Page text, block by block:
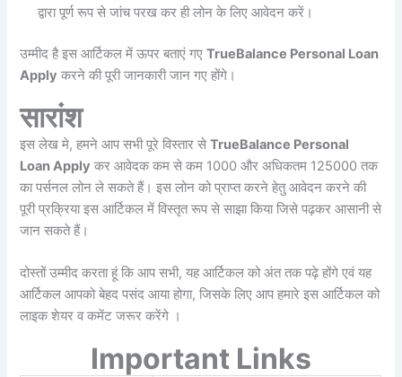
द्वारा पूर्ण रूप से जांच परख कर ही लोन के लिए आवेदन करें।
उम्मीद है इस आर्टिकल में ऊपर बताएं गएTrueBalance Personal Loan
Apply करने की पूरी जानकारी जान गए होंगे।
सारांश
इस लेख मे, हमने आप सभी पूरे विस्तार सेTrueBalance Personal
Loan Apply कर आवेदक कम से कम 1000 और अधिकतम 125000 तक
का पर्सनल लोन ले सकते हैं। इस लोन को प्राप्त करने हेतु आवेदन करने की
पूरी प्रक्रिया इस आर्टिकल में विस्तृत रूप से साझा किया जिसे पढ़कर आसानी से
जान सकते हैं।
दोस्तों उम्मीद करता हूं कि आप सभी, यह आर्टिकल को अंत तक पढ़े होंगे एवं यह
आर्टिकल आपको बेहद पसंद आया होगा, जिसके लिए आप हमारे इस आर्टिकल को
लाइक शेयर व कमेंट जरूर करेंगे ।
Important Links